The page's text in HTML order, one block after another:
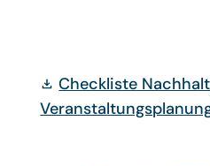
Checkliste